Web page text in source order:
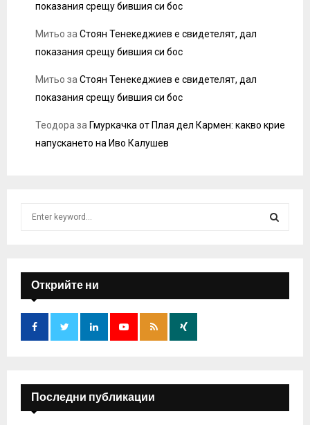
показания срещу бившия си бос
Митьо заСтоян Тенекеджиев е свидетелят, дал
показания срещу бившия си бос
Митьо заСтоян Тенекеджиев е свидетелят, дал
показания срещу бившия си бос
Теодораза Гмуркачка от Плая дел Кармен: какво крие
напускането на Иво Калушев
f
o
:
E
A
H
Открийте ни
Последни публикации